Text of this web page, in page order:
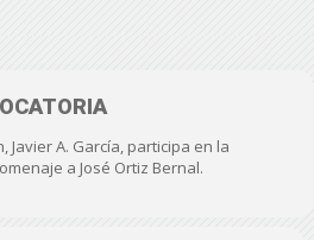
Javier A. García, participa en la
a José Ortiz Bernal.